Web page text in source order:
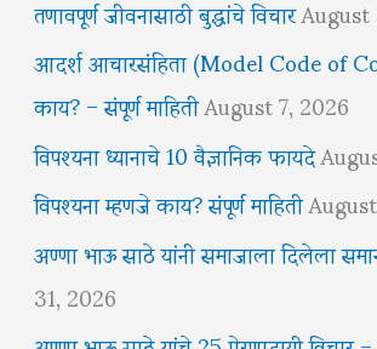
आदर्श आचारसंहिता (Model Code of
काय? – संपूर्ण माहितीAugust 7, 2026
विपश्यना ध्यानाचे 10 वैज्ञानिक फायदे
विपश्यना म्हणजे काय? संपूर्ण माहिती
अण्णा भाऊ साठे यांनी समाजाला दिलेला
31, 2026